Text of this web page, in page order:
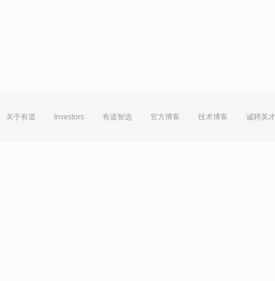
关于有道 Investors 有道智选 官方博客 技术博客 诚聘英才